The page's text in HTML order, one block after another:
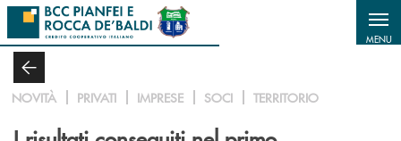
Salta al contenuto principale
MENU
NOVITÀ PRIVATI IMPRESE SOCI TERRITORIO